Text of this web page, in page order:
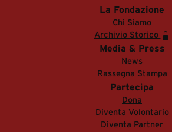
La Fondazione
Chi Siamo
Archivio Storico
Media & Press
News
Rassegna Stampa
Partecipa
Dona
Diventa Volontario
Diventa Partner